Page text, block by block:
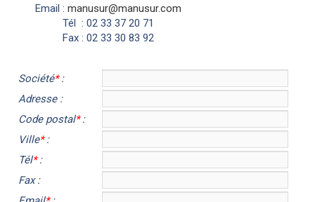
Email : manusur@manusur.com
Tél : 02 33 37 20 71
Fax : 02 33 30 83 92
Société*:
Adresse :
Code postal*:
Ville*:
Tél*:
Fax :